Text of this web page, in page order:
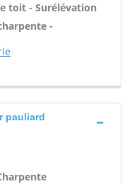
toit - Surélévation
-
pauliard